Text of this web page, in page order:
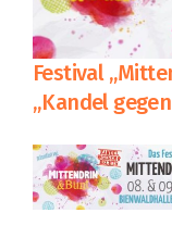
Festival
„Kandel